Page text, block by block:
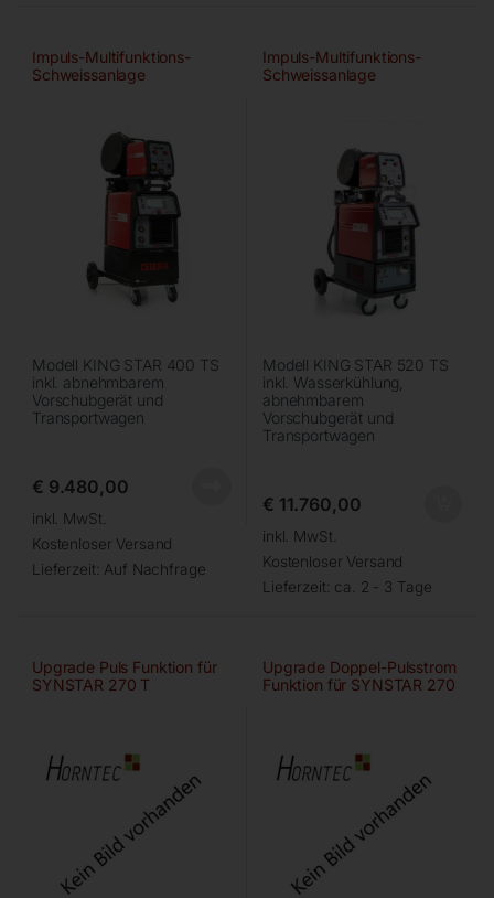
Impuls-Multifunktions-
Schweissanlage
Modell KING STAR 400 TS
inkl. abnehmbarem
Vorschubgerät und
Transportwagen
€ 9.480,00
inkl. MwSt.
Kostenloser Versand
Lieferzeit: Auf Nachfrage
Impuls-Multifunktions-
Schweissanlage
Modell KING STAR 520 TS
inkl. Wasserkühlung,
abnehmbarem
Vorschubgerät und
Transportwagen
€ 11.760,00
inkl. MwSt.
Kostenloser Versand
Lieferzeit: ca. 2 - 3 Tage
Upgrade Puls Funktion für
SYNSTAR 270 T
Upgrade Doppel-Pulsstrom
Funktion für SYNSTAR 270